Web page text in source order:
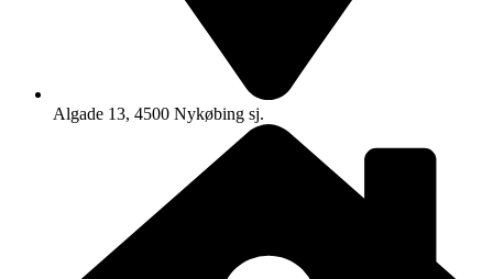
Algade 13, 4500 Nykøbing sj.